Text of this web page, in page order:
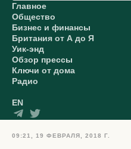
Главное
Общество
Бизнес и финансы
Британия от А до Я
Уик-энд
Обзор прессы
Ключи от дома
Радио
EN
09:21, 19 ФЕВРАЛЯ, 2018 Г.